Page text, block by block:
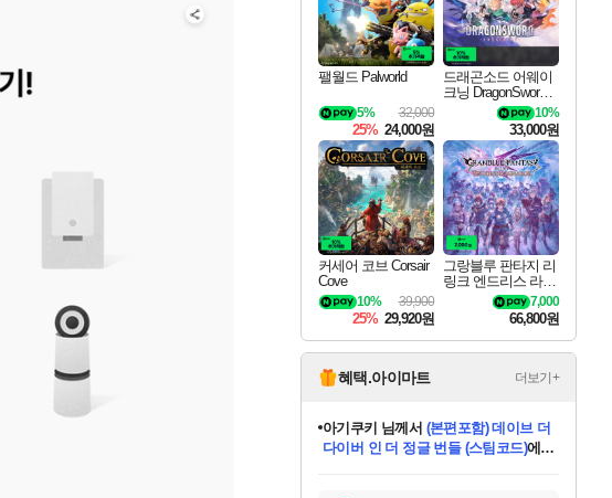
팰월드 Palworld
32,000
5%
25% 24,000원
드래곤소드 어웨이
크닝 DragonSword A
10%
33,000원
커세어 코브 Corsair
Cove
39,900
10%
25% 29,920원
그랑블루 판타지 리
링크 엔드리스 라그
나로크 Granblue Fa
ntasy Relink Endless
7,000
66,800원
혜택.아이마트 더보기+
아기쿠키 님께서 (본편포함) 데이브 더
다이버 인 더 정글 번들 (스팀코드)에